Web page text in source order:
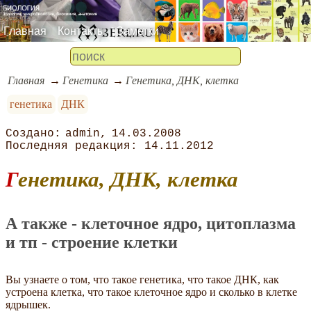
Главная Контакты Заметки
Главная Генетика
Генетика, ДНК, клетка
генетика
ДНК
admin
14.03.2008
14.11.2012
Генетика, ДНК, клетка
А также - клеточное ядро, цитоплазма
и тп - строение клетки
Вы узнаете о том, что такое генетика, что такое ДНК, как
устроена клетка, что такое клеточное ядро и сколько в клетке
ядрышек.